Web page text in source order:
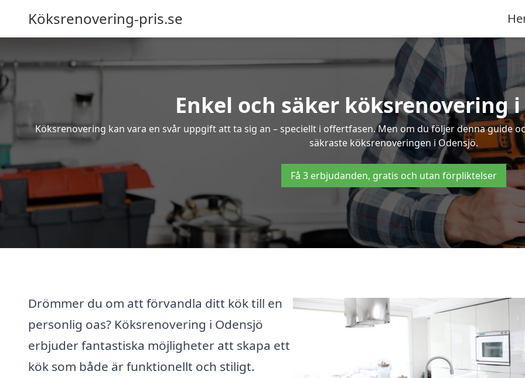
Köksrenovering-pris.se
Enkel och säker köksrenovering
Köksrenovering kan vara en svår uppgift att ta sig an – speciellt i offertfasen. Men om du följer denna guide
säkraste köksrenoveringen i Odensjö.
Få 3 erbjudanden, gratis och utan förpliktelser
Drömmer du om att förvandla ditt kök till en
personlig oas? Köksrenovering i Odensjö
erbjuder fantastiska möjligheter att skapa ett
kök som både är funktionellt och stiligt.